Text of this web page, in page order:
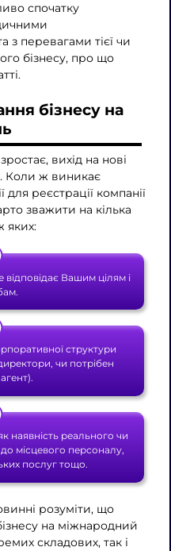
спочатку
перевагами тієї чи
бізнесу, про що
бізнесу на
вихід на нові
Коли ж виникає
реєстрації компанії
зважити на кілька
яких:
Вашим цілям і
структури
чи потрібен
наявність реального чи
місцевого персоналу,
послуг тощо.
розуміти, що
на міжнародний
складових, так і